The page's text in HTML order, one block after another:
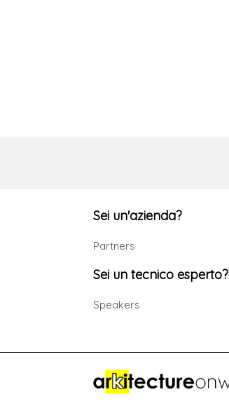
Sei un'azienda?
Partners
Sei un tecnico esperto?
Speakers